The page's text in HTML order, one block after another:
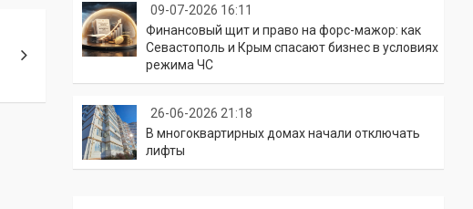
09-07-2026 16:11
Финансовый щит и право на форс-мажор: как
Севастополь и Крым спасают бизнес в условиях
режима ЧС
26-06-2026 21:18
В многоквартирных домах начали отключать
лифты